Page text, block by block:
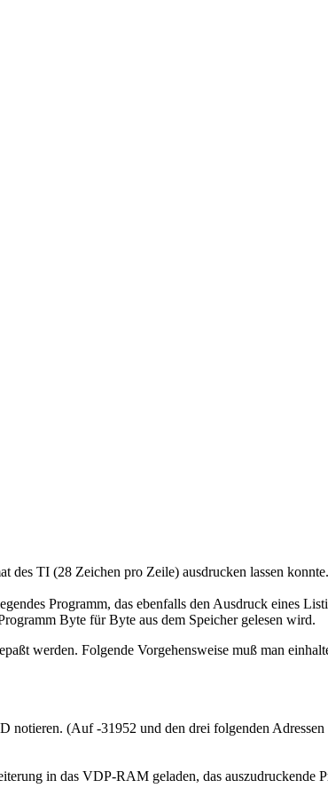
TI (28 Zeichen pro Zeile) ausdrucken lassen
Programm, das ebenfalls den Ausdruck eines
Byte für Byte aus dem Speicher gelesen wird.
werden. Folgende Vorgehensweise muß man
(Auf -31952 und den drei folgenden Adressen
in das VDP-RAM geladen, das auszudruckende